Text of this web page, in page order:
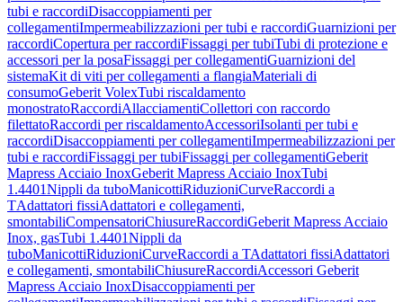
tubi e raccordiDisaccoppiamenti per
collegamentiImpermeabilizzazioni per tubi e raccordiGuarnizioni per
raccordiCopertura per raccordiFissaggi per tubiTubi di protezione e
accessori per la posaFissaggi per collegamentiGuarnizioni del
sistemaKit di viti per collegamenti a flangiaMateriali di
consumoGeberit VolexTubi riscaldamento
monostratoRaccordiAllacciamentiCollettori con raccordo
filettatoRaccordi per riscaldamentoAccessoriIsolanti per tubi e
raccordiDisaccoppiamenti per collegamentiImpermeabilizzazioni per
tubi e raccordiFissaggi per tubiFissaggi per collegamentiGeberit
Mapress Acciaio InoxGeberit Mapress Acciaio InoxTubi
1.4401Nippli da tuboManicottiRiduzioniCurveRaccordi a
TAdattatori fissiAdattatori e collegamenti,
smontabiliCompensatoriChiusureRaccordiGeberit Mapress Acciaio
Inox, gasTubi 1.4401Nippli da
tuboManicottiRiduzioniCurveRaccordi a TAdattatori fissiAdattatori
e collegamenti, smontabiliChiusureRaccordiAccessori Geberit
Mapress Acciaio InoxDisaccoppiamenti per